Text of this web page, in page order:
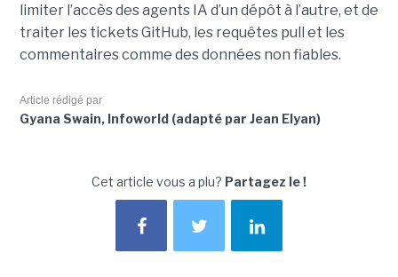
limiter l’accès des agents IA d’un dépôt à l’autre, et de
traiter les tickets GitHub, les requêtes pull et les
commentaires comme des données non fiables.
Article rédigé par
Gyana Swain, Infoworld (adapté par Jean Elyan)
Cet article vous a plu? Partagez le !